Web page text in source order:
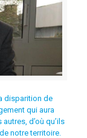
disparition de
qui aura
d’où qu’ils
notre territoire.